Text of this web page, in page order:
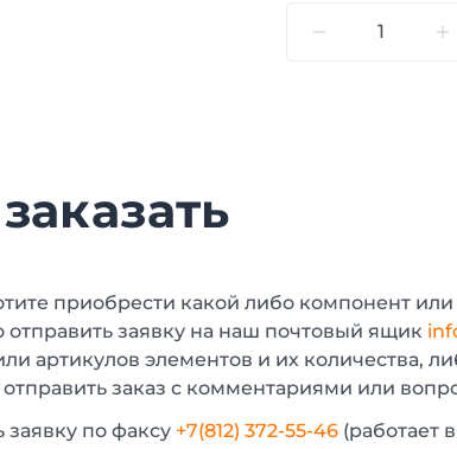
приобрести какой либо компонент
отправить заявку на наш почтовый ящик
артикулов элементов и их количества,
заказ с комментариями или
заявку по факсу +7(812) 372-55-46 (работает